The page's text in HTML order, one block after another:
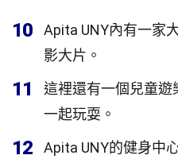
10
Apita UNY內有一家
影大片。
11
這裡還有一個兒童
一起玩耍。
12
Apita UNY的健身中